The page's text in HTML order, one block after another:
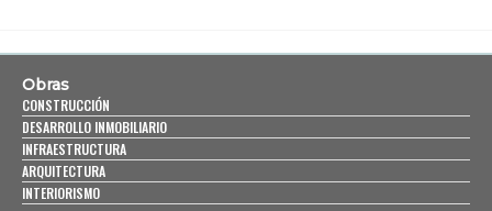
Obras
CONSTRUCCIÓN
DESARROLLO INMOBILIARIO
INFRAESTRUCTURA
ARQUITECTURA
INTERIORISMO